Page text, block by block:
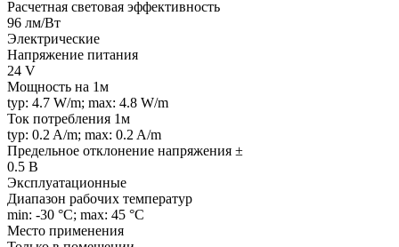
Расчетная световая эффективность
96 лм/Вт
Электрические
Напряжение питания
24 V
Мощность на 1м
typ: 4.7 W/m; max: 4.8 W/m
Ток потребления 1м
typ: 0.2 A/m; max: 0.2 A/m
Предельное отклонение напряжения ±
0.5 В
Эксплуатационные
Диапазон рабочих температур
min: -30 °C; max: 45 °C
Место применения